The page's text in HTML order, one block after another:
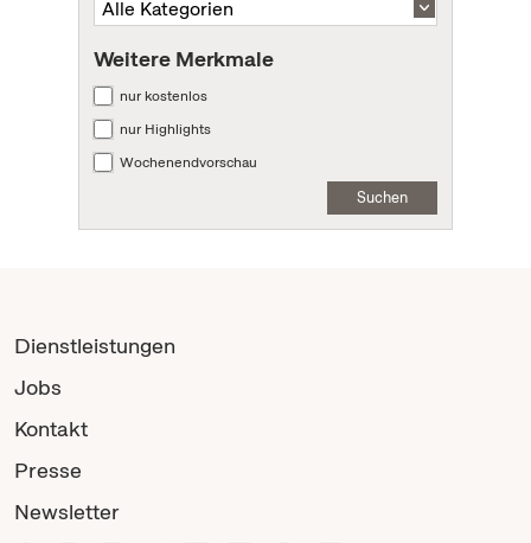
Weitere Merkmale
nur kostenlos
nur Highlights
Wochenendvorschau
Suchen
Dienstleistungen
Jobs
Kontakt
Presse
Newsletter